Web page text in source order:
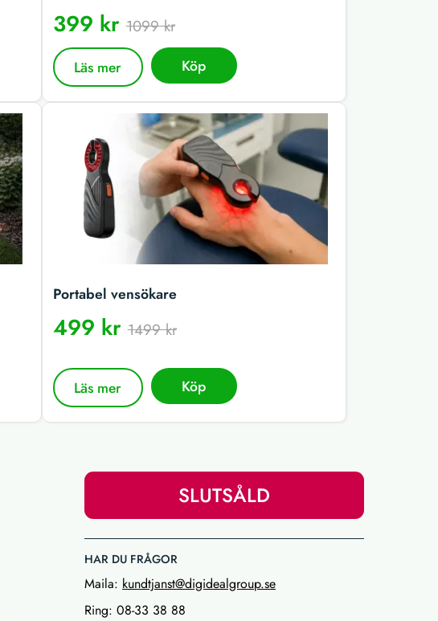
399 kr1099 kr
Läs mer Köp
Portabel vensökare
499 kr1499 kr
Läs mer Köp
SLUTSÅLD
HAR DU FRÅGOR
Maila: kundtjanst@digidealgroup.se
Ring: 08-33 38 88